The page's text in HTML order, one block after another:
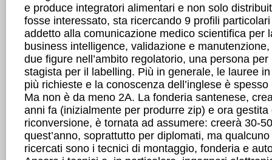
e produce integratori alimentari e non solo
fosse interessato, sta ricercando 9 profili particolari
addetto alla comunicazione medico scientifica per
business intelligence, validazione e
due figure nell’ambito regolatorio, una persona per
stagista per il labelling. Più in generale, le lauree
più richieste e la conoscenza dell’inglese è spesso
Ma non è da meno 2A. La fonderia santenese,
anni fa (inizialmente per produrre zip) e ora
riconversione, è tornata ad assumere: creerà 30-
quest’anno, soprattutto per diplomati, ma
ricercati sono i tecnici di montaggio, fonderia e